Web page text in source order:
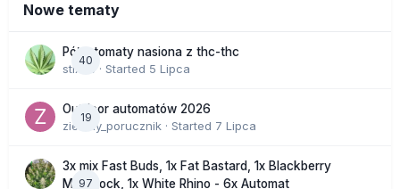
Nowe tematy
40
Półautomaty nasiona z thc-thc
stix33 · Started 5 Lipca
19
Outdoor automatów 2026
zielony_porucznik · Started 7 Lipca
97
3x mix Fast Buds, 1x Fat Bastard, 1x Blackberry
Moonrock, 1x White Rhino - 6x Automat